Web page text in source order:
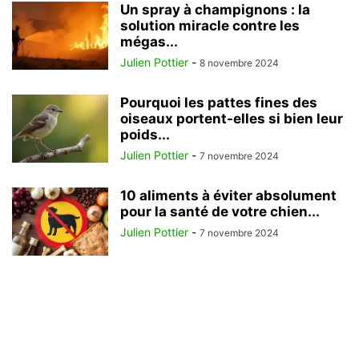
Un spray à champignons : la
solution miracle contre les
mégas...
Julien Pottier - 8 novembre 2024
Pourquoi les pattes fines des
oiseaux portent-elles si bien leur
poids...
Julien Pottier - 7 novembre 2024
10 aliments à éviter absolument
pour la santé de votre chien...
Julien Pottier - 7 novembre 2024